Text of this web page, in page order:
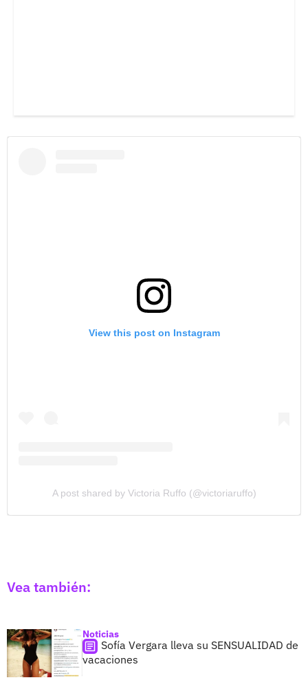
View this post on Instagram
A post shared by Victoria Ruffo (@victoriaruffo)
Vea también:
Noticias
Sofía Vergara lleva su SENSUALIDAD de
vacaciones